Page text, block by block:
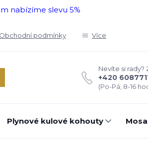
nabízíme slevu 5%
Obchodní podmínky Více
Nevíte si rady?
+420
(Po-Pá, 8-16
Plynové kulové kohouty